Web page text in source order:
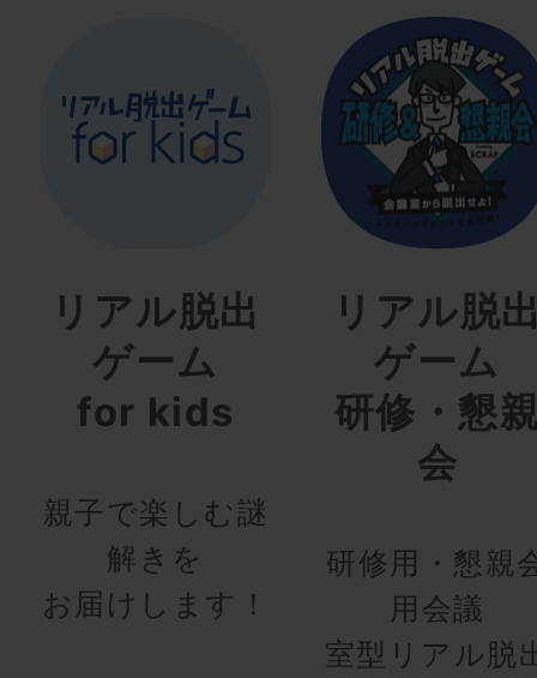
リアル脱出
ゲーム
for kids
親子で楽しむ謎
解きを
お届けします！
リアル脱
ゲーム
研修・懇
会
研修用・懇親
用会議
室型リアル脱